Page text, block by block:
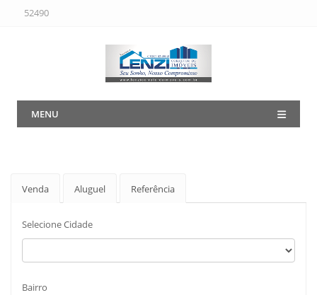
52490
MENU
Venda Aluguel Referência
Selecione Cidade
Bairro